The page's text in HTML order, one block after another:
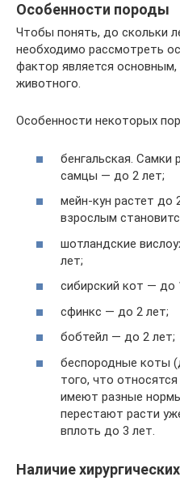
Особенности породы
Чтобы понять, до скольки
необходимо рассмотреть
фактор является
животного.
Особенности некоторых
бенгальская. Самки
самцы — до 2 лет;
мейн-кун растет до
взрослым
шотландские
лет;
сибирский кот — до
сфинкс — до 2 лет;
бобтейл — до 2 лет;
беспородные коты
того, что
имеют разные
перестают расти
вплоть до 3 лет.
Наличие